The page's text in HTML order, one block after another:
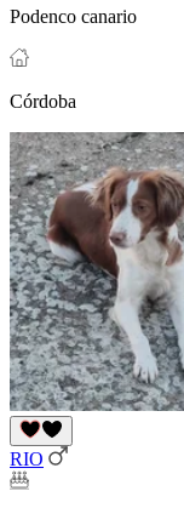
Podenco canario
Córdoba
RIO